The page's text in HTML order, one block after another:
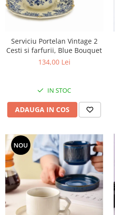
Serviciu Portelan Vintage 2
Cesti si farfurii, Blue Bouquet
134,00 Lei
IN STOC
ADAUGA IN COS
NOU